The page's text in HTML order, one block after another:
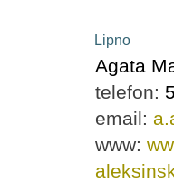
Lipno
Agata
telefon:
email:
www: